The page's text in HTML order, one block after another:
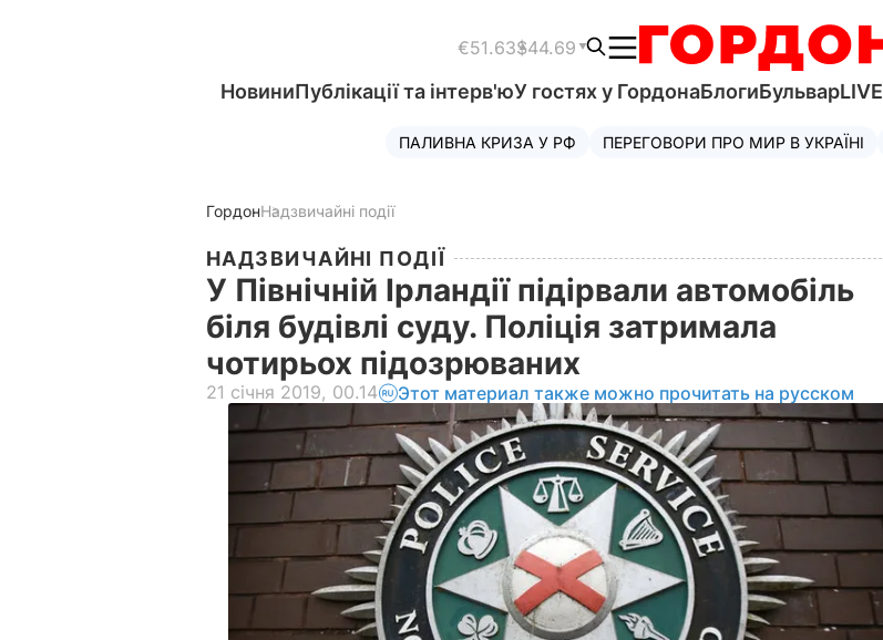
€51.63$44.69
НовиниПублікації та інтерв'юУ гостях у ГордонаБлогиБульварLIVE
ПАЛИВНА КРИЗА У РФ ПЕРЕГОВОРИ ПРО МИР В УКРАЇНІ
ГордонНадзвичайні події
НАДЗВИЧАЙНІ ПОДІЇ
У Північній Ірландії підірвали автомобіль
біля будівлі суду. Поліція затримала
чотирьох підозрюваних
21 січня 2019, 00.14 Этот материал также можно прочитать на русском